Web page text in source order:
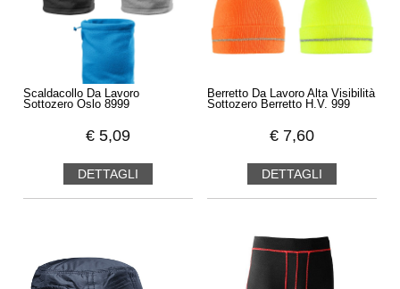
Scaldacollo Da Lavoro
Sottozero Oslo 8999
€ 5,09
DETTAGLI
Berretto Da Lavoro Alta Visibilità
Sottozero Berretto H.V. 999
€ 7,60
DETTAGLI